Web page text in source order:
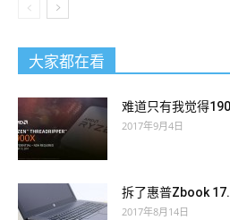
大家都在看
难道只有我觉得
2017年9月4日
拆了惠普Zbook
2017年8月14日